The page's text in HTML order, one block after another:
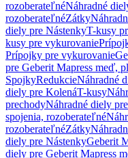
rozoberateľnéNáhradné
rozoberateľnéZátky
diely pre NástenkyT-kusy
kusy pre vykurovanie
Prípojky pre vykurovanie
pre Geberit Mapress meď,
SpojkyRedukcieNáhradné
diely pre KolenáT-kusy
prechodyNáhradné diely
spojenia, rozoberateľné
rozoberateľnéZátky
diely pre NástenkyGeberit
diely pre Geberit Mapress